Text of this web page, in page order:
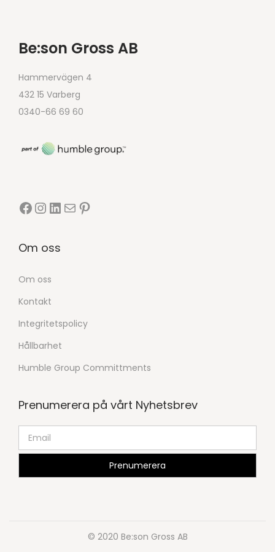
Be:son Gross AB
Hammervägen 4
432 15 Varberg
0340-66 69 60
Om oss
Om oss
Kontakt
Integritetspolicy
Hållbarhet
Humble Group Committments
Prenumerera på vårt Nyhetsbrev
© 2020 Be:son Gross AB